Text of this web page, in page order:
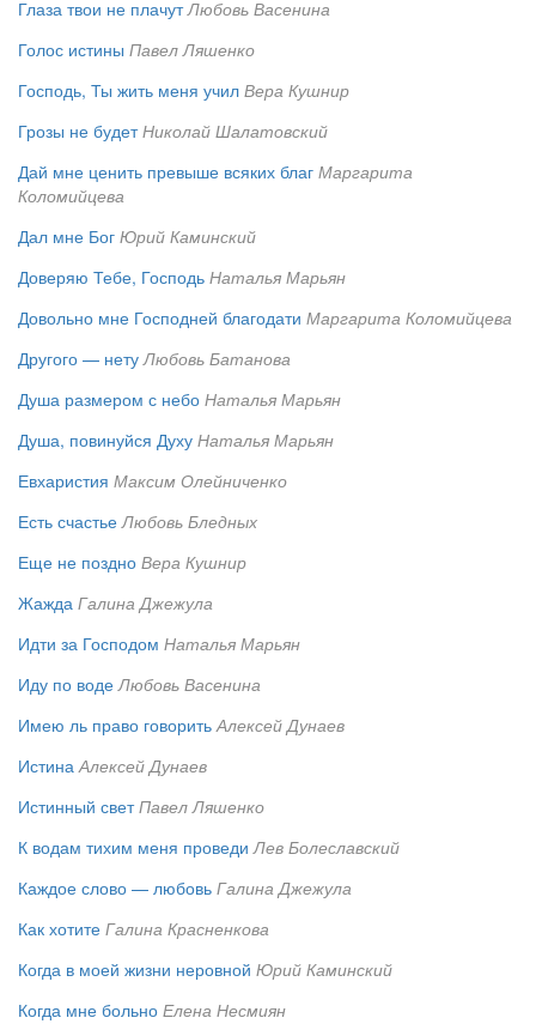
Глаза твои не плачут Любовь Васенина
Голос истины Павел Ляшенко
Господь, Ты жить меня учил Вера Кушнир
Грозы не будет Николай Шалатовский
Дай мне ценить превыше всяких благ Маргарита
Коломийцева
Дал мне Бог Юрий Каминский
Доверяю Тебе, Господь Наталья Марьян
Довольно мне Господней благодати Маргарита Коломийцева
Другого — нету Любовь Батанова
Душа размером с небо Наталья Марьян
Душа, повинуйся Духу Наталья Марьян
Евхаристия Максим Олейниченко
Есть счастье Любовь Бледных
Еще не поздно Вера Кушнир
Жажда Галина Джежула
Идти за Господом Наталья Марьян
Иду по воде Любовь Васенина
Имею ль право говорить Алексей Дунаев
Истина Алексей Дунаев
Истинный свет Павел Ляшенко
К водам тихим меня проведи Лев Болеславский
Каждое слово — любовь Галина Джежула
Как хотите Галина Красненкова
Когда в моей жизни неровной Юрий Каминский
Когда мне больно Елена Несмиян